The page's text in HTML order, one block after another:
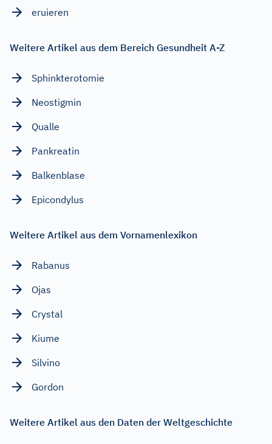
eruieren
Weitere Artikel aus dem Bereich Gesundheit A-Z
Sphinkterotomie
Neostigmin
Qualle
Pankreatin
Balkenblase
Epicondylus
Weitere Artikel aus dem Vornamenlexikon
Rabanus
Ojas
Crystal
Kiume
Silvino
Gordon
Weitere Artikel aus den Daten der Weltgeschichte